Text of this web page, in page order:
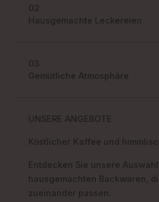
02
Hausgemachte Leckereien
03
Gemütliche Atmosphäre
UNSERE ANGEBOTE
Köstlicher Kaffee und
Entdecken Sie unsere
hausgemachten Backwaren,
zueinander passen.